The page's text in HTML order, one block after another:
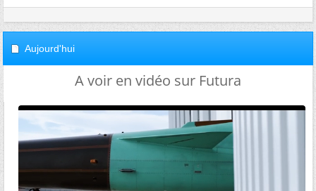
Aujourd'hui
A voir en vidéo sur Futura